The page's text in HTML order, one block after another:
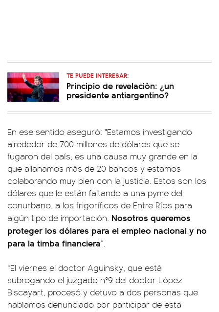
TE PUEDE INTERESAR:
Principio de revelación: ¿un
presidente antiargentino?
En ese sentido aseguró: "Estamos investigando
alrededor de 700 millones de dólares que se
fugaron del país, es una causa muy grande en la
que allanamos más de 20 bancos y estamos
colaborando muy bien con la justicia. Estos son los
dólares que le están faltando a una pyme del
conurbano, a los frigoríficos de Entre Ríos para
algún tipo de importación. Nosotros queremos
proteger los dólares para el empleo nacional y no
para la timba financiera”.
“El viernes el doctor Aguinsky, que está
subrogando el juzgado n°9 del doctor López
Biscayart, procesó y detuvo a dos personas que
habíamos denunciado por participar de esta